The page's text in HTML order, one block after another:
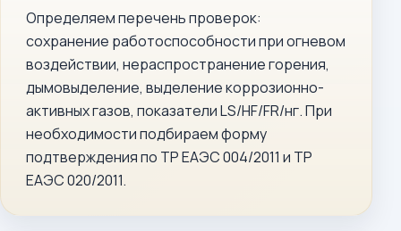
Определяем перечень проверок:
сохранение работоспособности при огневом
воздействии, нераспространение горения,
дымовыделение, выделение коррозионно-
активных газов, показатели LS/HF/FR/нг. При
необходимости подбираем форму
подтверждения по ТР ЕАЭС 004/2011 и ТР
ЕАЭС 020/2011.